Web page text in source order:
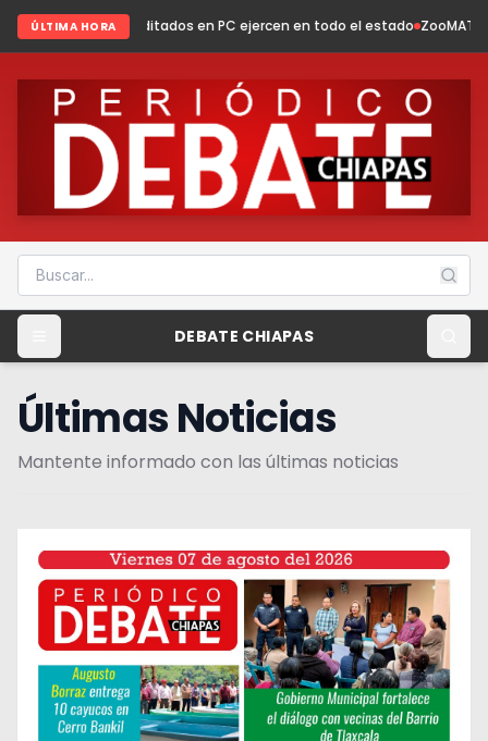
ÚLTIMA HORA
en PC ejercen en todo el estado ZooMAT evoluciona:
DEBATE CHIAPAS
Últimas Noticias
Mantente informado con las últimas noticias